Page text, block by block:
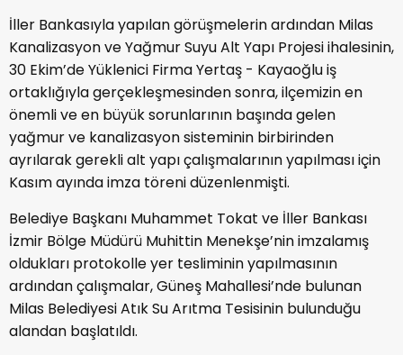
İller Bankasıyla yapılan görüşmelerin ardından Milas
Kanalizasyon ve Yağmur Suyu Alt Yapı Projesi ihalesinin,
30 Ekim’de Yüklenici Firma Yertaş - Kayaoğlu iş
ortaklığıyla gerçekleşmesinden sonra, ilçemizin en
önemli ve en büyük sorunlarının başında gelen
yağmur ve kanalizasyon sisteminin birbirinden
ayrılarak gerekli alt yapı çalışmalarının yapılması için
Kasım ayında imza töreni düzenlenmişti.
Belediye Başkanı Muhammet Tokat ve İller Bankası
İzmir Bölge Müdürü Muhittin Menekşe’nin imzalamış
oldukları protokolle yer tesliminin yapılmasının
ardından çalışmalar, Güneş Mahallesi’nde bulunan
Milas Belediyesi Atık Su Arıtma Tesisinin bulunduğu
alandan başlatıldı.